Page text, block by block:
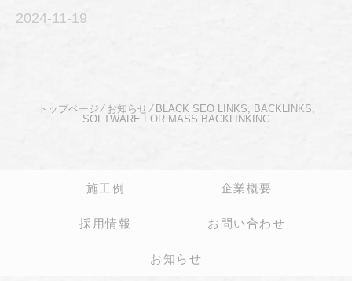
2024-11 -19
トップページ ⁄ お知らせ⁄ BLACK SEO LINKS, BACKLINKS,
SOFTWARE FOR MASS BACKLINKING
施工例 企業概要
採用情報 お問い合わせ
お知らせ